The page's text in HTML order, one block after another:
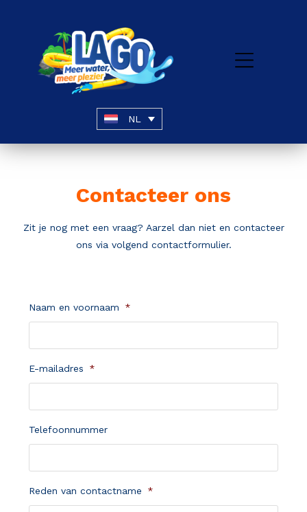
NL
Contacteer ons
Zit je nog met een vraag? Aarzel dan niet en contacteer
ons via volgend contactformulier.
Naam en voornaam *
E-mailadres *
Telefoonnummer
Reden van contactname *